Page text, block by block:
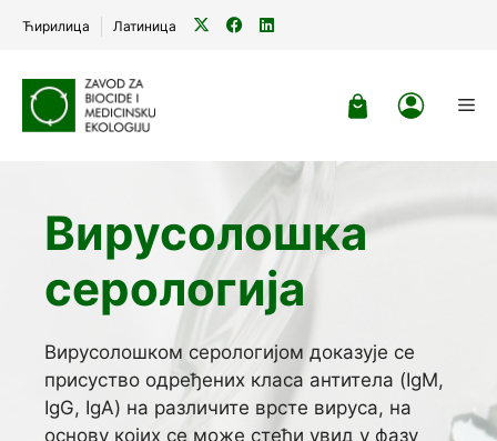
Ћирилица Латиница
content
Вирусолошка
серологија
Вирусолошком серологијом доказује се
присуство одређених класа антитела (IgM,
IgG, IgA) на различите врсте вируса, на
основу којих се може стећи увид у фазу